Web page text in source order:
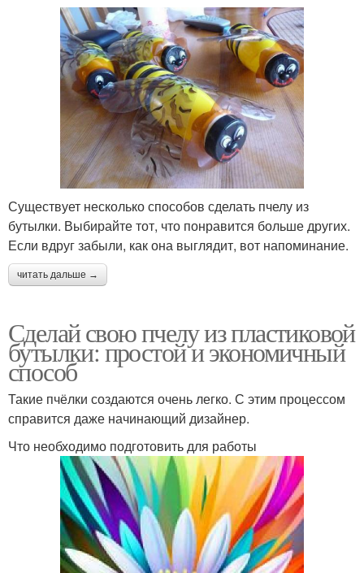
Существует несколько способов сделать пчелу из
бутылки. Выбирайте тот, что понравится больше других.
Если вдруг забыли, как она выглядит, вот напоминание.
читать дальше →
Сделай свою пчелу из пластиковой
бутылки: простой и экономичный
способ
Такие пчёлки создаются очень легко. С этим процессом
справится даже начинающий дизайнер.
Что необходимо подготовить для работы